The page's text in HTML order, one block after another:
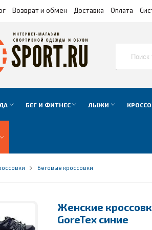
Возврат и обмен Доставка Оплата
БЕГ И ФИТНЕС ЛЫЖИ
Беговые кроссовки
Женские
GoreTex синие